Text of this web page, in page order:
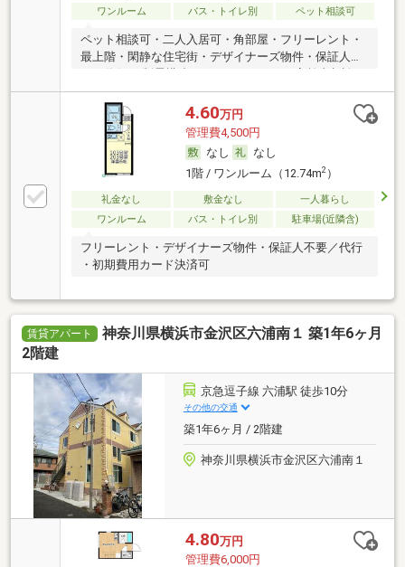
ワンルーム
バス・トイレ別 ペット相談可
ペット相談可・二人入居可・角部屋・フリーレント・
最上階・閑静な住宅街・デザイナーズ物件・保証人不
初期費用カード決済可
4.60万円
管理費4,500円
なし
なし
1階 / ワンルーム（12.74m2）
礼金なし 敷金なし
一人暮らし
ワンルーム
バス・トイレ別 駐車場(近隣含)
フリーレント・デザイナーズ物件・保証人不要／代行
・初期費用カード決済可
賃貸アパート
神奈川県横浜市金沢区六浦南１ 築1年6ヶ月
2階建
京急逗子線 六浦駅 徒歩10分
その他の交通
築1年6ヶ月 / 2階建
神奈川県横浜市金沢区六浦南１
4.80万円
管理費6,000円